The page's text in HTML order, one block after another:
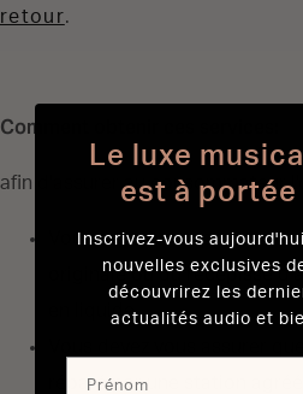
retour.
Comment obtenir ces services:
afin d'assurer au consommateur
Vous devez vous procurer
originale ou du récépissé
en liquide.
réparé par une station
Le luxe
est à portée
Inscrivez-vous
nouvelles exclusives
découvrirez les
actualités audio et